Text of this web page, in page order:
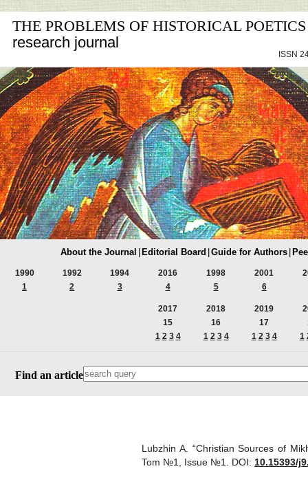
THE PROBLEMS OF HISTORICAL POETICS
research journal
ISSN
About the Journal Editorial Board Guide for Authors
1990
1
1992
2
1994
3
2016
4
1998
5
2001
6
2017
15
1 2 3 4
2018
16
1 2 3 4
2019
17
1 2 3 4
1
Find an article
Lubzhin A. “Christian Sources of
Tom №1, Issue №1. DOI: 10.15393/